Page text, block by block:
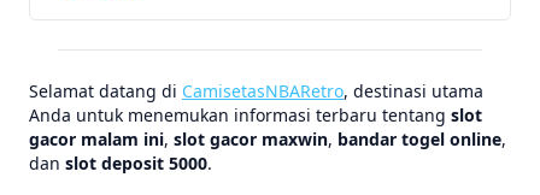
Selamat datang di CamisetasNBARetro, destinasi utama
Anda untuk menemukan informasi terbaru tentang slot
gacor malam ini, slot gacor maxwin, bandar togel online,
dan slot deposit 5000.